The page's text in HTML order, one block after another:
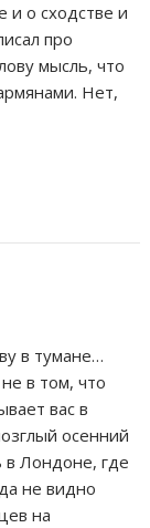
и о сходстве и
про
мысль, что
Нет,
в тумане…
в том, что
вас в
осенний
в Лондоне, где
не видно
на